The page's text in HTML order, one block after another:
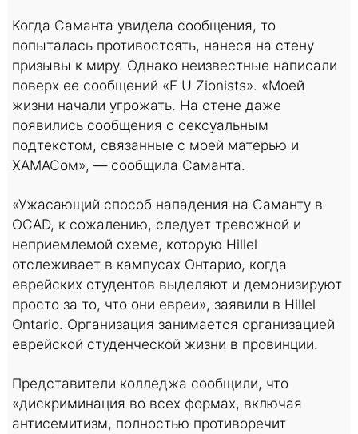
Когда Саманта увидела сообщения, то
попыталась противостоять, нанеся на стену
призывы к миру. Однако неизвестные написали
поверх ее сообщений «F U Zionists». «Моей
жизни начали угрожать. На стене даже
появились сообщения с сексуальным
подтекстом, связанные с моей матерью и
ХАМАСом», — сообщила Саманта.
«Ужасающий способ нападения на Саманту в
OCAD, к сожалению, следует тревожной и
неприемлемой схеме, которую Hillel
отслеживает в кампусах Онтарио, когда
еврейских студентов выделяют и демонизируют
просто за то, что они евреи», заявили в Hillel
Ontario. Организация занимается организацией
еврейской студенческой жизни в провинции.
Представители колледжа сообщили, что
«дискриминация во всех формах, включая
антисемитизм, полностью противоречит